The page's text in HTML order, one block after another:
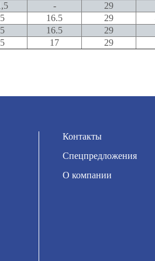
- 29
16.5 29
16.5 29
17 29
Контакты
Спецпредложения
О компании